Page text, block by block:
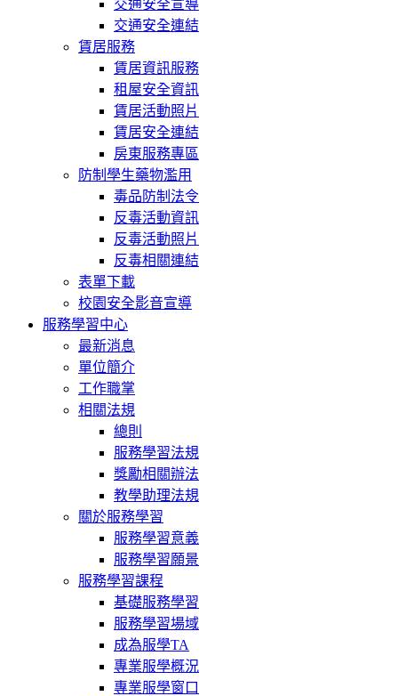
交通安全宣導
交通安全連結
賃居服務
賃居資訊服務
租屋安全資訊
賃居活動照片
賃居安全連結
房東服務專區
防制學生藥物濫用
毒品防制法令
反毒活動資訊
反毒活動照片
反毒相關連結
表單下載
校園安全影音宣導
服務學習中心
最新消息
單位簡介
工作職掌
相關法規
總則
服務學習法規
獎勵相關辦法
教學助理法規
關於服務學習
服務學習意義
服務學習願景
服務學習課程
基礎服務學習
服務學習場域
成為服學TA
專業服學概況
專業服學窗口